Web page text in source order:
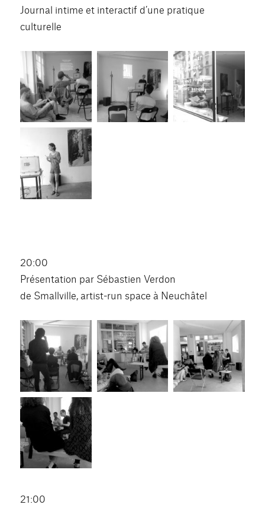
Journal intime et interactif d’une pratique
culturelle
20:00
Présentation par Sébastien Verdon
de Smallville, artist-run space à Neuchâtel
21:00